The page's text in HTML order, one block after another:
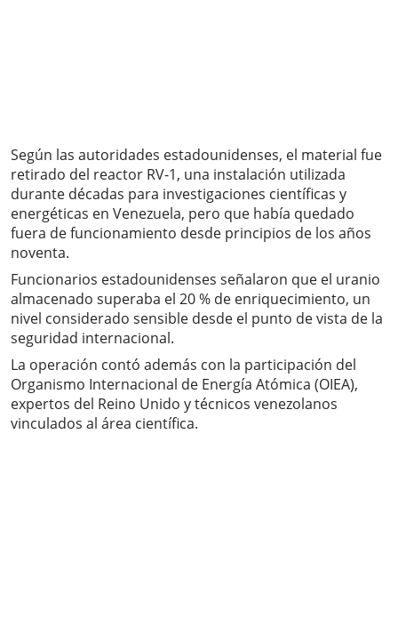
Según las autoridades estadounidenses, el material fue
retirado del reactor RV-1, una instalación utilizada
durante décadas para investigaciones científicas y
energéticas en Venezuela, pero que había quedado
fuera de funcionamiento desde principios de los años
noventa.
Funcionarios estadounidenses señalaron que el uranio
almacenado superaba el 20 % de enriquecimiento, un
nivel considerado sensible desde el punto de vista de la
seguridad internacional.
La operación contó además con la participación del
Organismo Internacional de Energía Atómica (OIEA),
expertos del Reino Unido y técnicos venezolanos
vinculados al área científica.